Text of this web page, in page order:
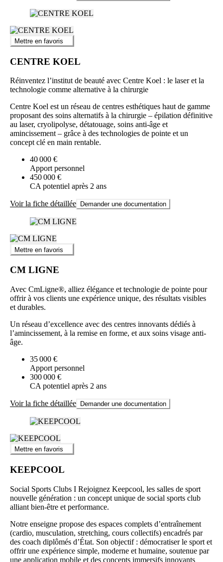
Mettre en favoris
CENTRE KOEL
Réinventez l’institut de beauté avec Centre Koel : le laser et la
technologie comme alternative à la chirurgie
Centre Koel est un réseau de centres esthétiques haut de gamme
proposant des soins alternatifs à la chirurgie – épilation définitive
au laser, cryolipolyse, détatouage, soins anti‑âge et
amincissement – grâce à des technologies de pointe et un
concept clé en main rentable.
40 000 €
Apport personnel
450 000 €
CA potentiel après 2 ans
Voir la fiche détaillée Demander une documentation
Mettre en favoris
CM LIGNE
Avec CmLigne®, alliez élégance et technologie de pointe pour
offrir à vos clients une expérience unique, des résultats visibles
et durables.
Un réseau d’excellence avec des centres innovants dédiés à
l’amincissement, à la remise en forme, et aux soins visage anti-
âge.
35 000 €
Apport personnel
300 000 €
CA potentiel après 2 ans
Voir la fiche détaillée Demander une documentation
Mettre en favoris
KEEPCOOL
Social Sports Clubs I Rejoignez Keepcool, les salles de sport
nouvelle génération : un concept unique de social sports club
alliant bien-être et performance.
Notre enseigne propose des espaces complets d’entraînement
(cardio, musculation, stretching, cours collectifs) encadrés par
des coach diplômés d’État. Son objectif : démocratiser le sport et
offrir une expérience simple, moderne et humaine, soutenue par
une application mobile et des concepts immersifs innovants